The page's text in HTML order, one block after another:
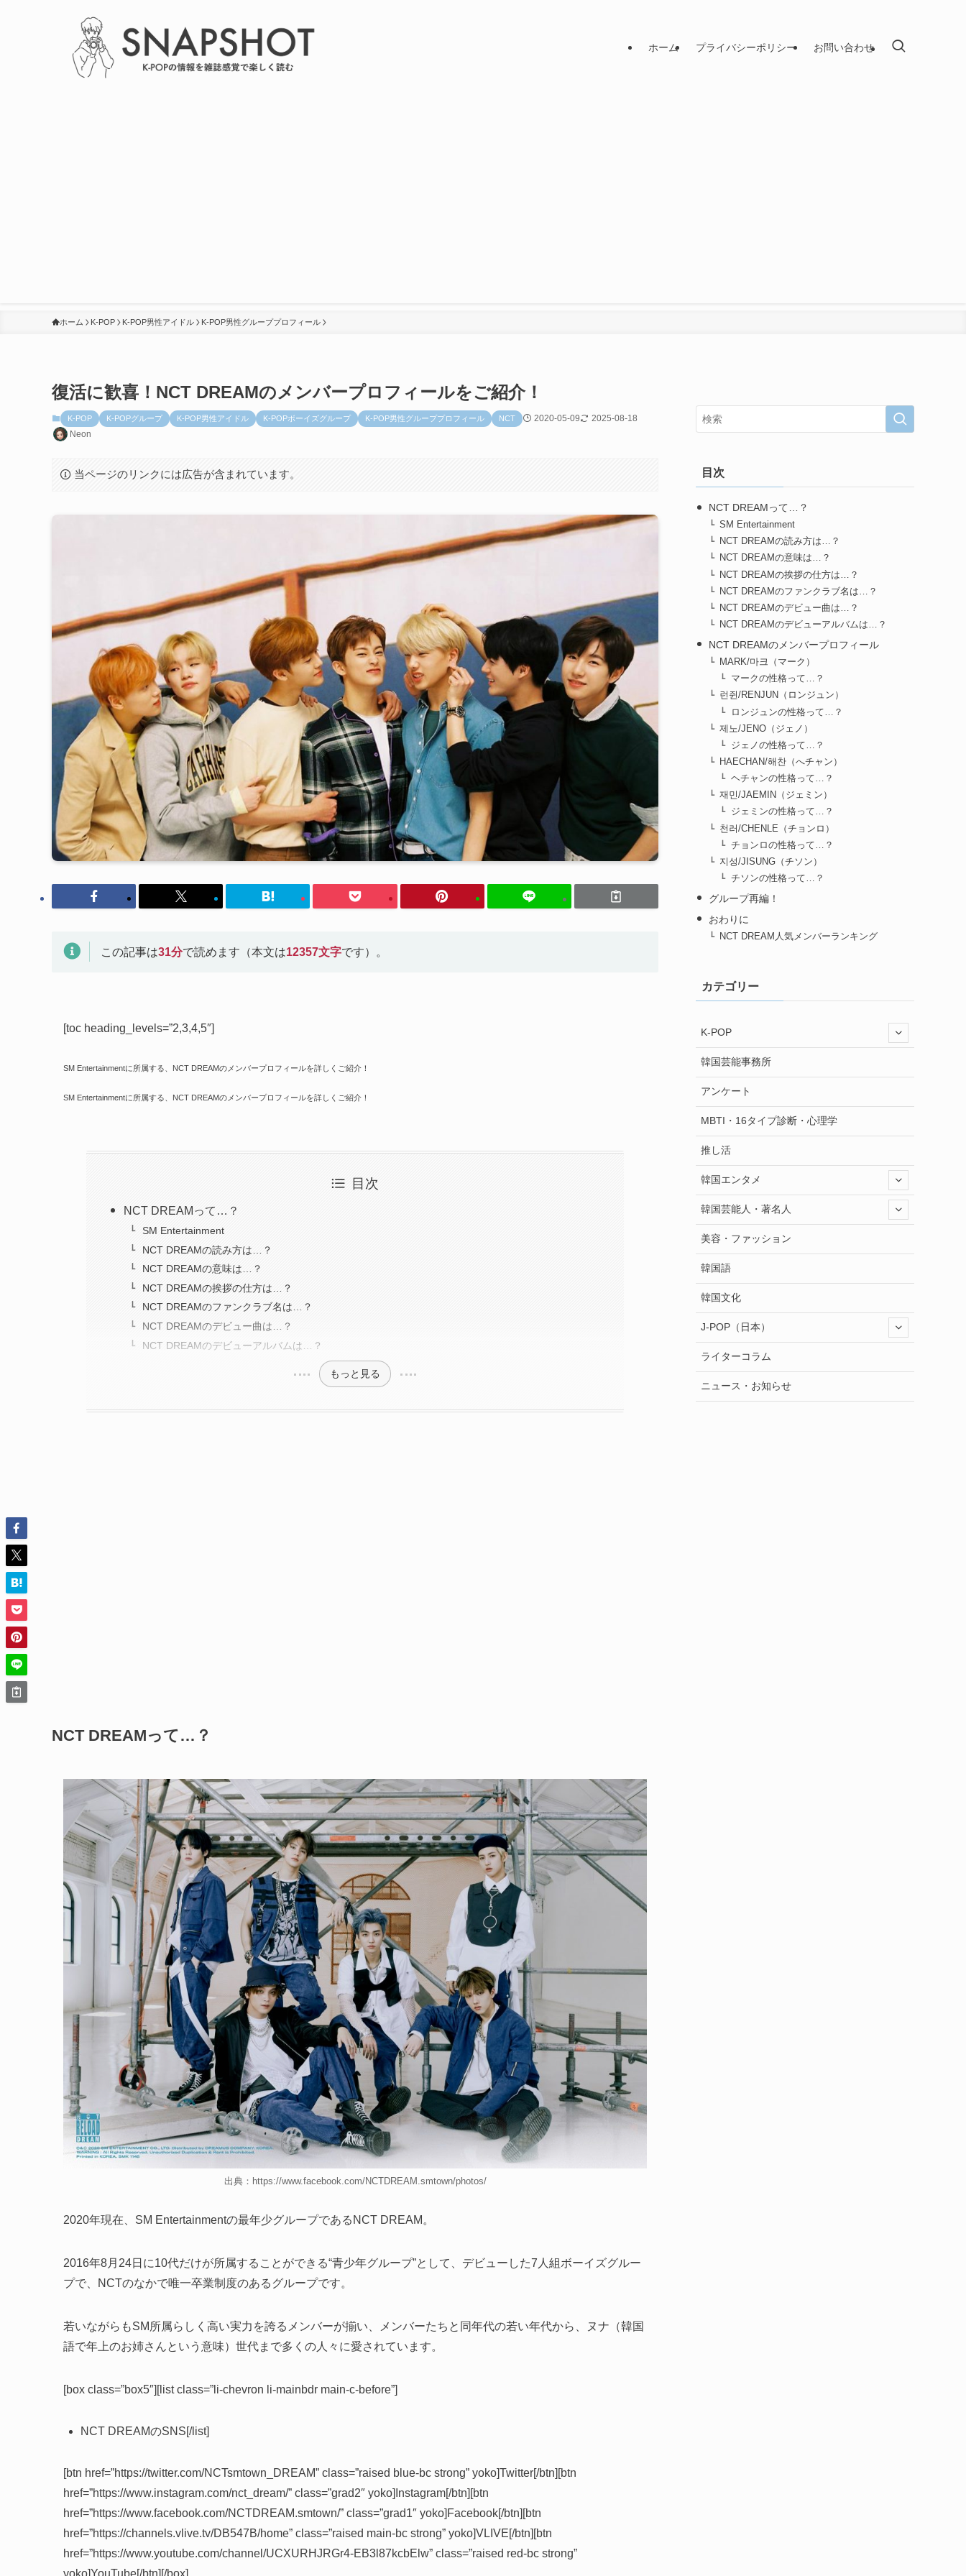
ホーム プライバシーポリシー お問い合わせ
ホーム K-POP K-POP男性アイドル K-POP男性グループプロフィール
復活に歓喜！NCT DREAMのメンバープロフィールをご紹介！
K-POP K-POPグループ K-POP男性アイドル K-POPボーイズグループ K-POP男性グループプロフィール NCT 2020-05-09
2025-08-18
Neon
当ページのリンクには広告が含まれています。
この記事は31分で読めます（本文は12357文字です）。
[toc heading_levels=”2,3,4,5″]
SM Entertainmentに所属する、NCT DREAMのメンバープロフィールを詳しくご紹介！
SM Entertainmentに所属する、NCT DREAMのメンバープロフィールを詳しくご紹介！
目次
NCT DREAMって…？
SM Entertainment
NCT DREAMの読み方は…？
NCT DREAMの意味は…？
NCT DREAMの挨拶の仕方は…？
NCT DREAMのファンクラブ名は…？
NCT DREAMのデビュー曲は…？
NCT DREAMのデビューアルバムは…？
もっと見る
NCT DREAMって…？
出典：https://www.facebook.com/NCTDREAM.smtown/photos/
2020年現在、SM Entertainmentの最年少グループであるNCT DREAM。
2016年8月24日に10代だけが所属することができる“青少年グループ”として、デビューした7人組ボーイズグルー
プで、NCTのなかで唯一卒業制度のあるグループです。
若いながらもSM所属らしく高い実力を誇るメンバーが揃い、メンバーたちと同年代の若い年代から、ヌナ（韓国
語で年上のお姉さんという意味）世代まで多くの人々に愛されています。
[box class=”box5″][list class=”li-chevron li-mainbdr main-c-before”]
NCT DREAMのSNS[/list]
[btn href=”https://twitter.com/NCTsmtown_DREAM” class=”raised blue-bc strong” yoko]Twitter[/btn][btn
href=”https://www.instagram.com/nct_dream/” class=”grad2″ yoko]Instagram[/btn][btn
href=”https://www.facebook.com/NCTDREAM.smtown/” class=”grad1″ yoko]Facebook[/btn][btn
href=”https://channels.vlive.tv/DB547B/home” class=”raised main-bc strong” yoko]VLIVE[/btn][btn
href=”https://www.youtube.com/channel/UCXURHJRGr4-EB3l87kcbElw” class=”raised red-bc strong”
目次
NCT DREAMって…？
SM Entertainment
NCT DREAMの読み方は…？
NCT DREAMの意味は…？
NCT DREAMの挨拶の仕方は…？
NCT DREAMのファンクラブ名は…？
NCT DREAMのデビュー曲は…？
NCT DREAMのデビューアルバムは…？
NCT DREAMのメンバープロフィール
MARK/마크（マーク）
マークの性格って…？
런쥔/RENJUN（ロンジュン）
ロンジュンの性格って…？
제노/JENO（ジェノ）
ジェノの性格って…？
HAECHAN/해찬（へチャン）
ヘチャンの性格って…？
재민/JAEMIN（ジェミン）
ジェミンの性格って…？
천러/CHENLE（チョンロ）
チョンロの性格って…？
지성/JISUNG（チソン）
チソンの性格って…？
グループ再編！
おわりに
NCT DREAM人気メンバーランキング
カテゴリー
K-POP
韓国芸能事務所
アンケート
MBTI・16タイプ診断・心理学
推し活
韓国エンタメ
韓国芸能人・著名人
美容・ファッション
韓国語
韓国文化
J-POP（日本）
ライターコラム
ニュース・お知らせ